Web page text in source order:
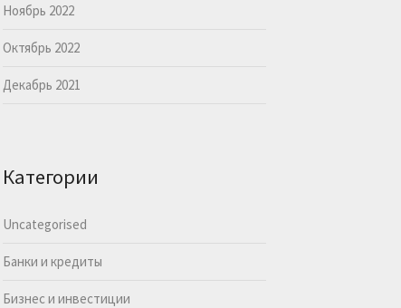
Ноябрь 2022
Октябрь 2022
Декабрь 2021
Категории
Uncategorised
Банки и кредиты
Бизнес и инвестиции